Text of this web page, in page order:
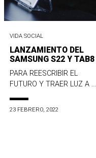
VIDA SOCIAL
LANZAMIENTO DEL
SAMSUNG S22 Y TAB8
PARA REESCRIBIR EL
FUTURO Y TRAER LUZ A ...
23 FEBRERO, 2022